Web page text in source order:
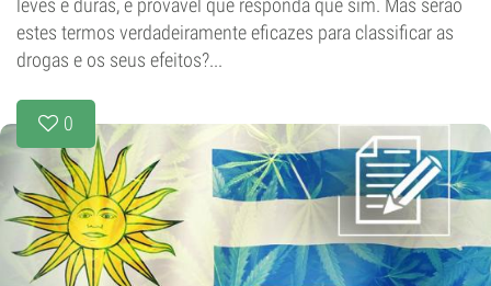
estes termos verdadeiramente eficazes para classificar as
drogas e os seus efeitos?...
0